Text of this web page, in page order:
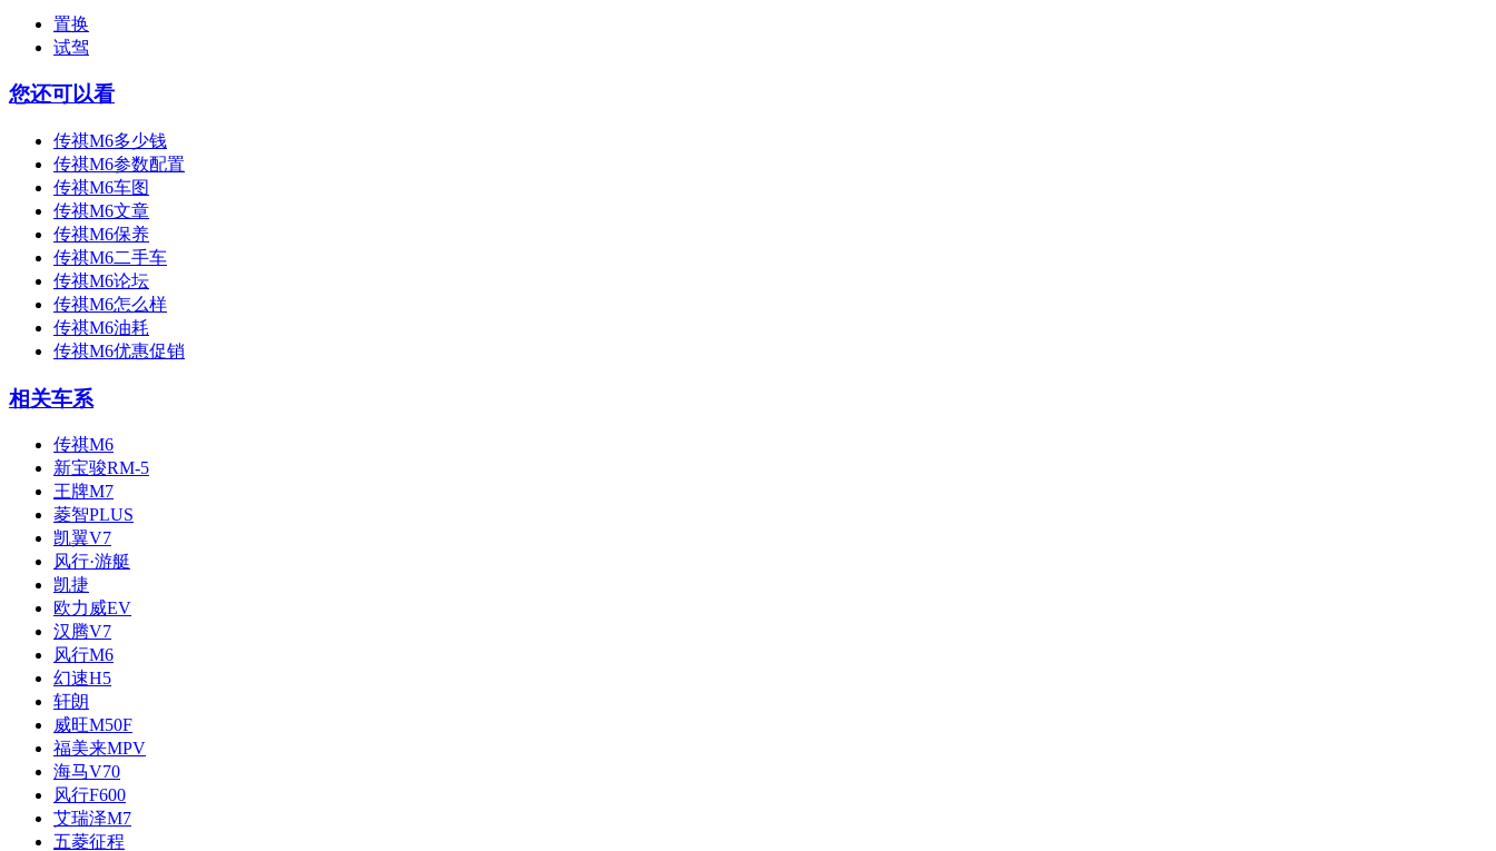
置换
试驾
您还可以看
传祺M6多少钱
传祺M6参数配置
传祺M6车图
传祺M6文章
传祺M6保养
传祺M6二手车
传祺M6论坛
传祺M6怎么样
传祺M6油耗
传祺M6优惠促销
相关车系
传祺M6
新宝骏RM-5
王牌M7
菱智PLUS
凯翼V7
风行·游艇
凯捷
欧力威EV
汉腾V7
风行M6
幻速H5
轩朗
威旺M50F
福美来MPV
海马V70
风行F600
艾瑞泽M7
五菱征程